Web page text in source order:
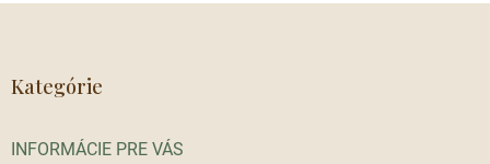
Kategórie
INFORMÁCIE PRE VÁS